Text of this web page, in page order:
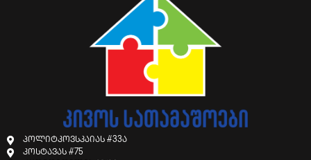
პოლიტკოვსკაიას #33ა
კოსტავას #75